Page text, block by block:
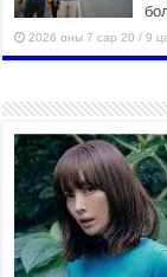
2026 оны 7 сар 20 / 9
2026 оны 7 сар 20 / 9